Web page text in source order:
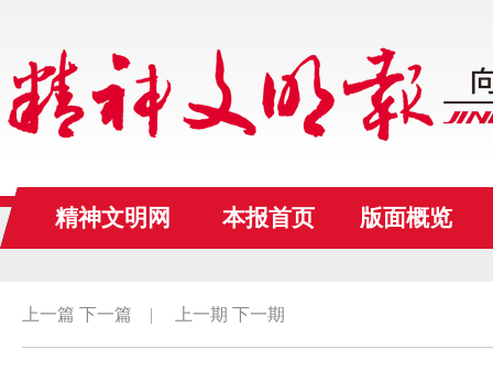
精神文明网 本报首页 版面概览
上一篇 下一篇 | 上一期 下一期